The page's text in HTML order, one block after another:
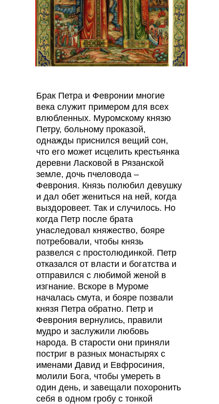
Брак Петра и Февронии многие
века служит примером для всех
влюбленных. Муромскому князю
Петру, больному проказой,
однажды приснился вещий сон,
что его может исцелить крестьянка
деревни Ласковой в Рязанской
земле, дочь пчеловода –
Феврония. Князь полюбил девушку
и дал обет жениться на ней, когда
выздоровеет. Так и случилось. Но
когда Петр после брата
унаследовал княжество, бояре
потребовали, чтобы князь
развелся с простолюдинкой. Петр
отказался от власти и богатства и
отправился с любимой женой в
изгнание. Вскоре в Муроме
началась смута, и бояре позвали
князя Петра обратно. Петр и
Феврония вернулись, правили
мудро и заслужили любовь
народа. В старости они приняли
постриг в разных монастырях с
именами Давид и Евфросиния,
молили Бога, чтобы умереть в
один день, и завещали похоронить
себя в одном гробу с тонкой